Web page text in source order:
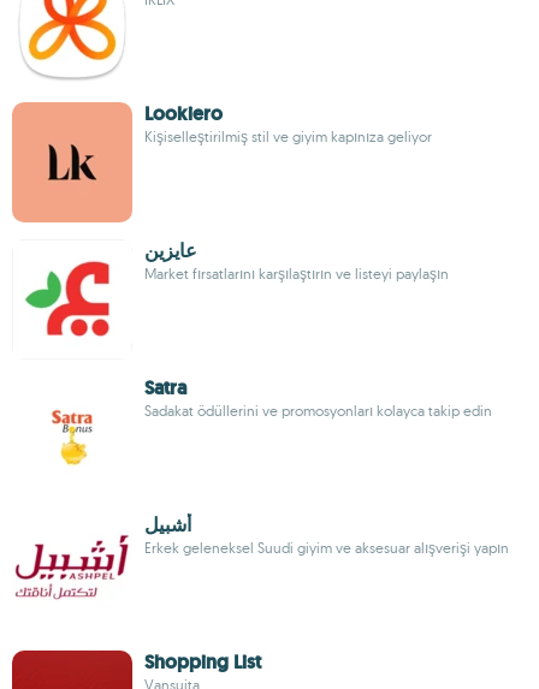
Lookiero
Kişiselleştirilmiş stil ve giyim kapınıza geliyor
عايزين
Market fırsatlarını karşılaştırın ve listeyi paylaşın
Satra
Sadakat ödüllerini ve promosyonları kolayca takip edin
أشبيل
Erkek geleneksel Suudi giyim ve aksesuar alışverişi yapın
Shopping List
Vansuita